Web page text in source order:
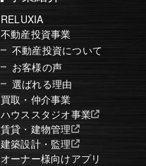
RELUXIA
不動産投資事業
不動産投資について
お客様の声
選ばれる理由
買取・仲介事業
ハウススタジオ事業
賃貸・建物管理
建築設計・監理
オーナー様向けアプリ